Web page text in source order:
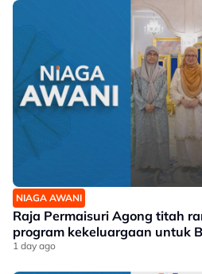
NIAGA AWANI
Raja Permaisuri Agong titah
program kekeluargaan untuk
1 day ago